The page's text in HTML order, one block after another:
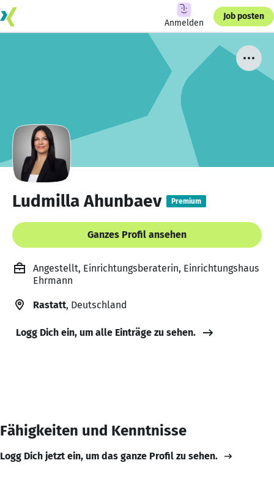
Anmelden
Job posten
Ludmilla Ahunbaev Premium
Ganzes Profil ansehen
Angestellt, Einrichtungsberaterin, Einrichtungshaus
Ehrmann
Rastatt, Deutschland
Logg Dich ein, um alle Einträge zu sehen.
Fähigkeiten und Kenntnisse
Logg Dich jetzt ein, um das ganze Profil zu sehen.